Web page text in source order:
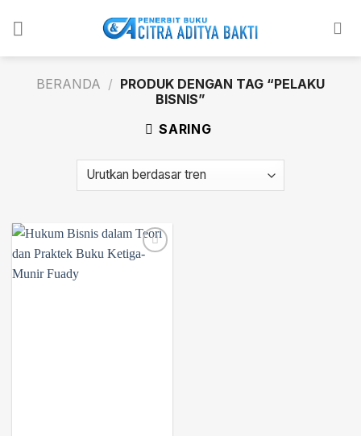
BERANDA / PRODUK DENGAN TAG “PELAKU
BISNIS”
SARING